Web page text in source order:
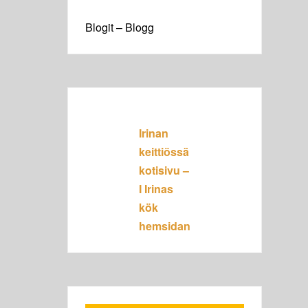
Blogit – Blogg
Irinan
keittiössä
kotisivu –
I Irinas
kök
hemsidan